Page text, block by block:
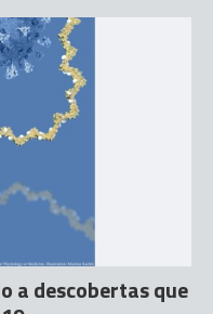
a descobertas que